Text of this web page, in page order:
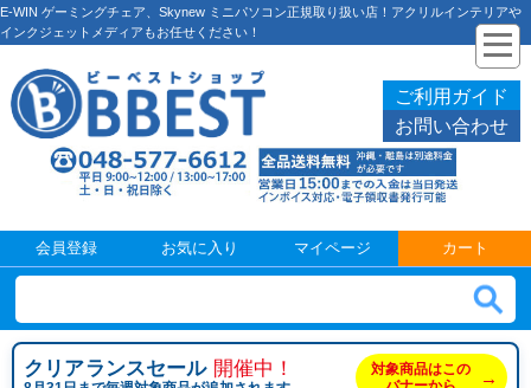
E-WIN ゲーミングチェア、Skynew ミニパソコン正規取り扱い店！アクリルインテリアや
インクジェットメディアもお任せください！
ご利用ガイド
お問い合わせ
会員登録 お気に入り マイページ カート
クリアランスセール 開催中！
対象商品はこの
→